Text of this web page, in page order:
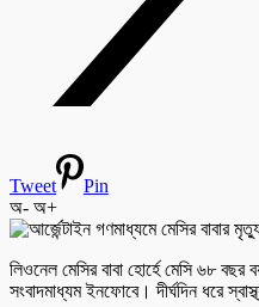
Tweet
Pin
অ- অ+
লিওনেল মেসির বাবা হোর্হে মেসি ৬৮ বছর
সংবাদমাধ্যম ইনফোবে। দীর্ঘদিন ধরে